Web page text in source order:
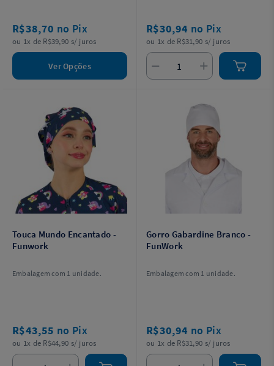
R$38,70 no Pix
ou 1x de R$39,90 s/ juros
Ver Opções
R$30,94 no Pix
ou 1x de R$31,90 s/ juros
Touca Mundo Encantado -
Funwork
Embalagem com 1 unidade.
R$43,55 no Pix
ou 1x de R$44,90 s/ juros
Gorro Gabardine Branco -
FunWork
Embalagem com 1 unidade.
R$30,94 no Pix
ou 1x de R$31,90 s/ juros